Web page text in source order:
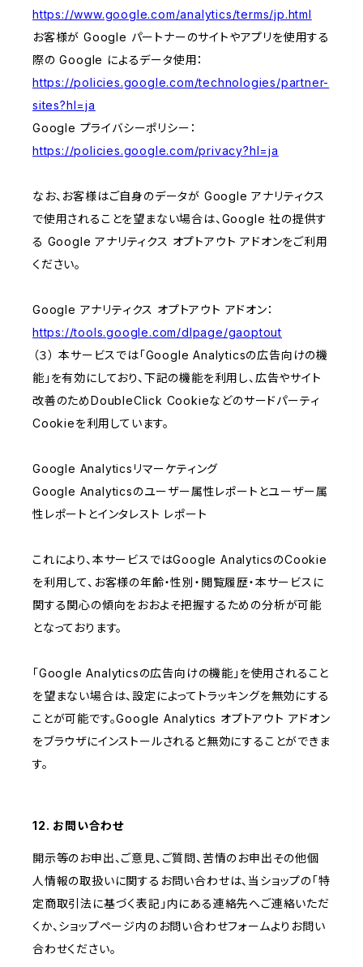
https://www.google.com/analytics/terms/jp.html
お客様が Google パートナーのサイトやアプリを使用する
際の Google によるデータ使用：
https://policies.google.com/technologies/partner-
sites?hl=ja
Google プライバシーポリシー：
https://policies.google.com/privacy?hl=ja
なお、お客様はご自身のデータが Google アナリティクス
で使用されることを望まない場合は、Google 社の提供す
る Google アナリティクス オプトアウト アドオンをご利用
ください。
Google アナリティクス オプトアウト アドオン：
https://tools.google.com/dlpage/gaoptout
（３） 本サービスでは「Google Analyticsの広告向けの機
能」を有効にしており、下記の機能を利用し、広告やサイト
改善のためDoubleClick Cookieなどのサードパーティ
Cookieを利用しています。
Google Analyticsリマーケティング
Google Analyticsのユーザー属性レポートとユーザー属
性レポートとインタレスト レポート
これにより、本サービスではGoogle AnalyticsのCookie
を利用して、お客様の年齢・性別・閲覧履歴・本サービスに
関する関心の傾向をおおよそ把握するための分析が可能
となっております。
「Google Analyticsの広告向けの機能」を使用されること
を望まない場合は、設定によってトラッキングを無効にする
ことが可能です。Google Analytics オプトアウト アドオン
をブラウザにインストールされると無効にすることができま
す。
12. お問い合わせ
開示等のお申出、ご意見、ご質問、苦情のお申出その他個
人情報の取扱いに関するお問い合わせは、当ショップの「特
定商取引法に基づく表記」内にある連絡先へご連絡いただ
くか、ショップページ内のお問い合わせフォームよりお問い
合わせください。